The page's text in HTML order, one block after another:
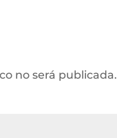
no será publicada.